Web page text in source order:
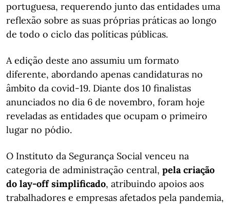
portuguesa, requerendo junto das entidades uma
reflexão sobre as suas próprias práticas ao longo
de todo o ciclo das políticas públicas.
A edição deste ano assumiu um formato
diferente, abordando apenas candidaturas no
âmbito da covid-19. Diante dos 10 finalistas
anunciados no dia 6 de novembro, foram hoje
reveladas as entidades que ocupam o primeiro
lugar no pódio.
O Instituto da Segurança Social venceu na
categoria de administração central, pela criação
do lay-off simplificado, atribuindo apoios aos
trabalhadores e empresas afetados pela pandemia,